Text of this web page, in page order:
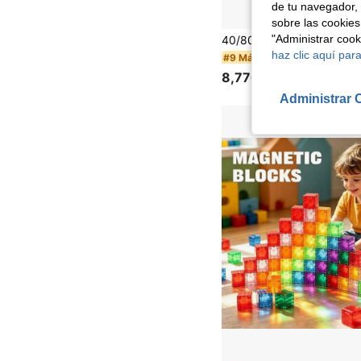
#9 Más vendidos
8,77€
de tu
sobre las
"Administrar
haz clic aquí
Administrar